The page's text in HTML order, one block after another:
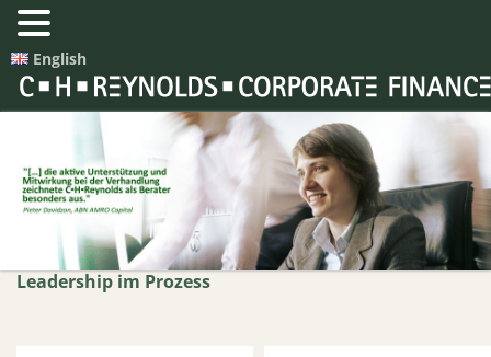
English
Leadership im Prozess